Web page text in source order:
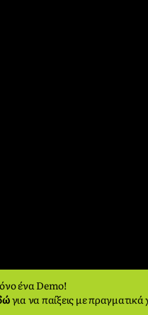
ένα Demo!
για να παίξεις με